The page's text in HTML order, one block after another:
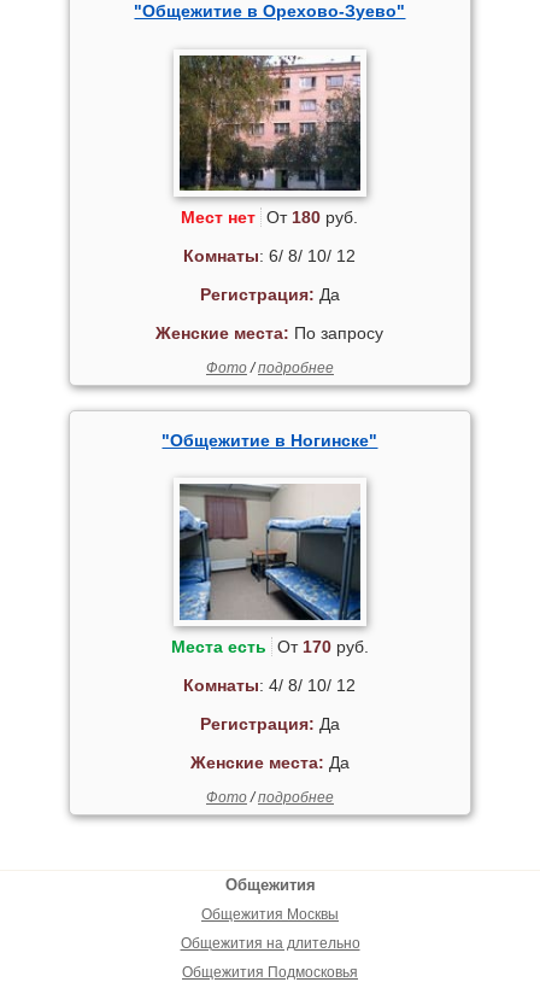
"Общежитие в Орехово-Зуево"
Мест нет От 180 руб.
Комнаты: 6/ 8/ 10/ 12
Регистрация: Да
Женские места: По запросу
Фото/подробнее
"Общежитие в Ногинске"
Места есть От 170руб.
Комнаты: 4/ 8/ 10/ 12
Регистрация: Да
Женские места: Да
Фото/подробнее
Общежития
Общежития Москвы
Общежития на длительно
Общежития Подмосковья